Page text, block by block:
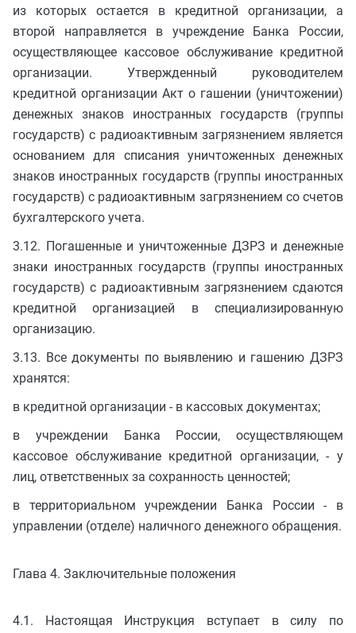
из которых остается в кредитной организации, а
второй направляется в учреждение Банка России,
осуществляющее кассовое обслуживание кредитной
организации. Утвержденный руководителем
кредитной организации Акт о гашении (уничтожении)
денежных знаков иностранных государств (группы
государств) с радиоактивным загрязнением является
основанием для списания уничтоженных денежных
знаков иностранных государств (группы иностранных
государств) с радиоактивным загрязнением со счетов
бухгалтерского учета.
3.12. Погашенные и уничтоженные ДЗРЗ и денежные
знаки иностранных государств (группы иностранных
государств) с радиоактивным загрязнением сдаются
кредитной организацией в специализированную
организацию.
3.13. Все документы по выявлению и гашению ДЗРЗ
хранятся:
в кредитной организации - в кассовых документах;
в учреждении Банка России, осуществляющем
кассовое обслуживание кредитной организации, - у
лиц, ответственных за сохранность ценностей;
в территориальном учреждении Банка России - в
управлении (отделе) наличного денежного обращения.
Глава 4. Заключительные положения
4.1. Настоящая Инструкция вступает в силу по